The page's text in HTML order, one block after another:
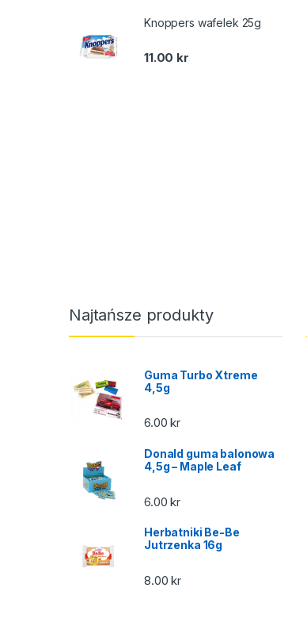
Knoppers wafelek 25g
11.00 kr
Najtańsze produkty
Guma Turbo Xtreme
4,5g
6.00kr
Donald guma balonowa
4,5g – Maple Leaf
6.00kr
Herbatniki Be-Be
Jutrzenka 16g
8.00kr